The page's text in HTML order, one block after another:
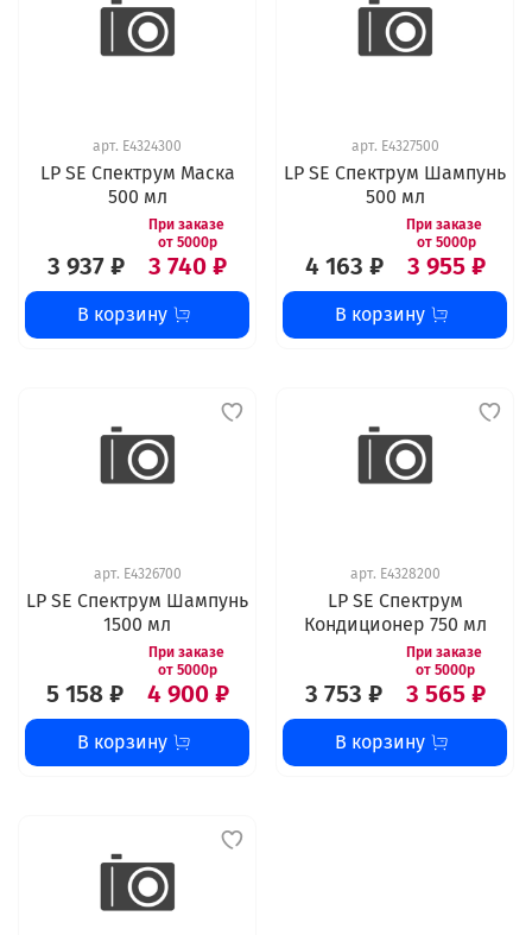
арт. E4324300
LP SE Спектрум Маска
500 мл
3 937 ₽ 3 740 ₽
В корзину
арт. E4327500
LP SE Спектрум Шампунь
500 мл
4 163 ₽ 3 955 ₽
В корзину
арт. E4326700
LP SE Спектрум Шампунь
1500 мл
5 158 ₽ 4 900 ₽
В корзину
арт. E4328200
LP SE Спектрум
Кондиционер 750 мл
3 753 ₽ 3 565 ₽
В корзину